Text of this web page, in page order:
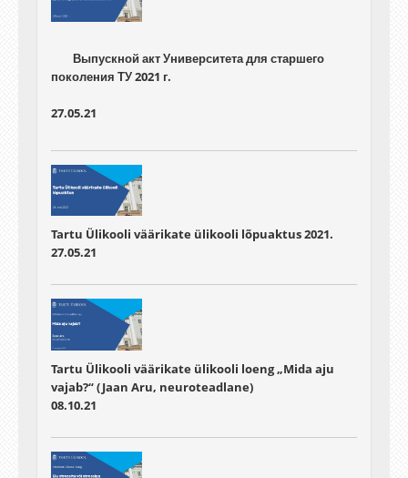
27.05.21
Tartu Ülikooli väärikate ülikooli lõpuaktus 2021.
27.05.21
Tartu Ülikooli väärikate ülikooli loeng „Mida aju
vajab?“ (Jaan Aru, neuroteadlane)
08.10.21